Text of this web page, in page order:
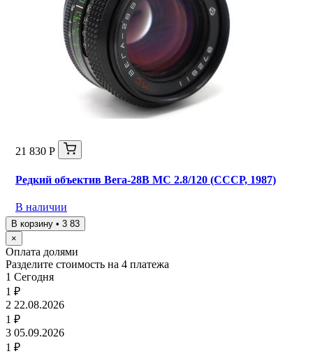
21 830 Р
Редкий объектив Вега-28В МС 2.8/120 (СССР, 1987)
В наличии
В корзину • 3 83
×
Оплата долями
Разделите стоимость на 4 платежа
1 Сегодня
1 ₽
2 22.08.2026
1 ₽
3 05.09.2026
1 ₽